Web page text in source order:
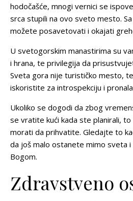
hodočašće, mnogi vernici se
srca stupili na ovo sveto mesto.
možete posavetovati i okajati
U svetogorskim manastirima su
i hrana, te privilegija da
Sveta gora nije turističko mesto,
iskoristite za introspekciju i
Ukoliko se dogodi da zbog
se vratite kući kada ste planirali,
morati da prihvatite. Gledajte to
da još malo ostanete mimo sveta
Bogom.
Zdravstveno